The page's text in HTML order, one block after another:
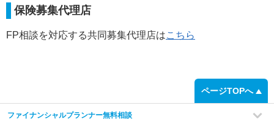
相談ってなにをするの？
FP相談で行う3つのこと
保険募集代理店
FP相談を対応する共同募集代理店はこちら
ページTOPへ
ファイナンシャルプランナー無料相談